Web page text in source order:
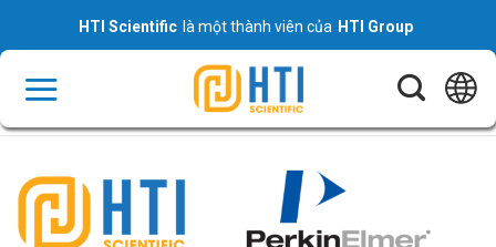
content
HTI Scientific là một thành viên của HTI Group